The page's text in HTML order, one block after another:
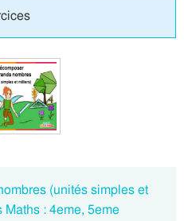
(unités simples et
: 4eme, 5eme